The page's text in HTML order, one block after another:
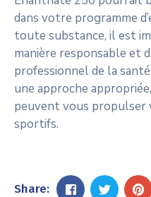
dans votre programme
toute substance, il est
manière responsable et
professionnel de la
une approche
peuvent vous propulser
sportifs.
Share: